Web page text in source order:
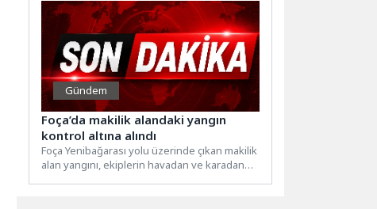
Gündem
Foça’da makilik alandaki yangın
kontrol altına alındı
Foça Yenibağarası yolu üzerinde çıkan makilik
alan yangını, ekiplerin havadan ve karadan